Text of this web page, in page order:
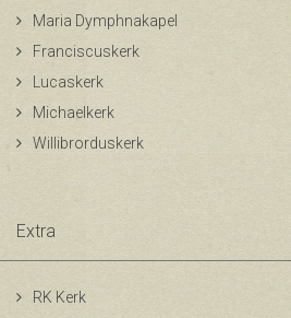
Maria Dymphnakapel
Franciscuskerk
Lucaskerk
Michaelkerk
Willibrorduskerk
Extra
RK Kerk